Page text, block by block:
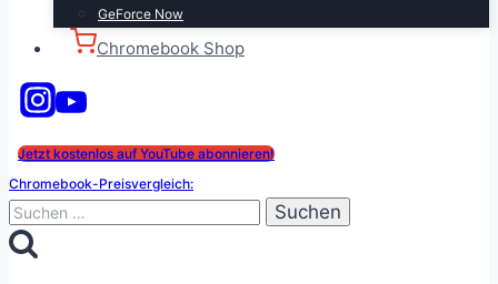
GeForce Now
Chromebook Shop
Jetzt kostenlos auf YouTube abonnieren!
Chromebook-Preisvergleich:
Suchen
nach: